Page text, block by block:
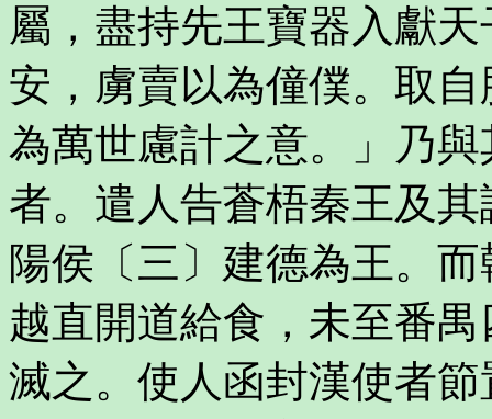
屬，盡持先王寶器入獻
安，虜賣以為僮僕。取
為萬世慮計之意。」乃
者。遣人告蒼梧秦王及
陽侯〔三〕建德為王。
越直開道給食，未至番
滅之。使人函封漢使者